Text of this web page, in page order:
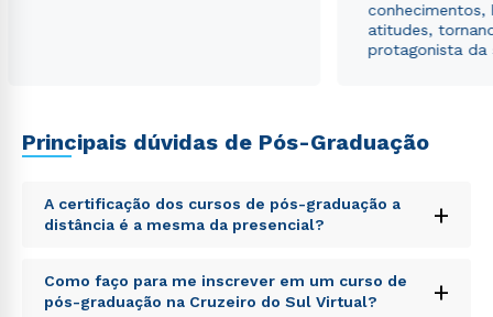
conhecimentos,
atitudes,
protagonista da
Principais dúvidas de Pós-Graduação
A certificação dos cursos de pós-graduação a
distância é a mesma da presencial?
+
Sed ut perspiciatis unde omnis iste natus error sit
voluptatem accusantium doloremque laudantium,
Como faço para me inscrever em um curso de
pós-graduação na Cruzeiro do Sul Virtual?
+